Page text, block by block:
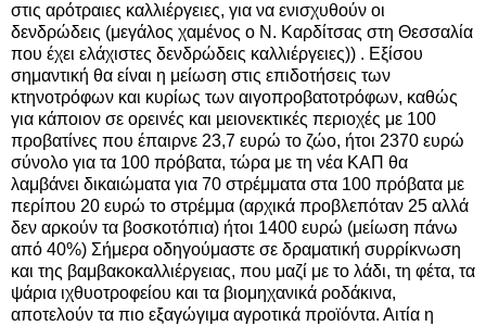
στις αρότραιες καλλιέργειες, για να ενισχυθούν οι
δενδρώδεις (μεγάλος χαμένος ο Ν. Καρδίτσας στη Θεσσαλία
που έχει ελάχιστες δενδρώδεις καλλιέργειες)) . Εξίσου
σημαντική θα είναι η μείωση στις επιδοτήσεις των
κτηνοτρόφων και κυρίως των αιγοπροβατοτρόφων, καθώς
για κάποιον σε ορεινές και μειονεκτικές περιοχές με 100
προβατίνες που έπαιρνε 23,7 ευρώ το ζώο, ήτοι 2370 ευρώ
σύνολο για τα 100 πρόβατα, τώρα με τη νέα ΚΑΠ θα
λαμβάνει δικαιώματα για 70 στρέμματα στα 100 πρόβατα με
περίπου 20 ευρώ το στρέμμα (αρχικά προβλεπόταν 25 αλλά
δεν αρκούν τα βοσκοτόπια) ήτοι 1400 ευρώ (μείωση πάνω
από 40%) Σήμερα οδηγούμαστε σε δραματική συρρίκνωση
και της βαμβακοκαλλιέργειας, που μαζί με το λάδι, τη φέτα, τα
ψάρια ιχθυοτροφείου και τα βιομηχανικά ροδάκινα,
αποτελούν τα πιο εξαγώγιμα αγροτικά προϊόντα. Αιτία η